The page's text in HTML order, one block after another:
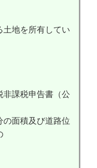
土地を所有してい
非課税申告書（公
の面積及び道路位